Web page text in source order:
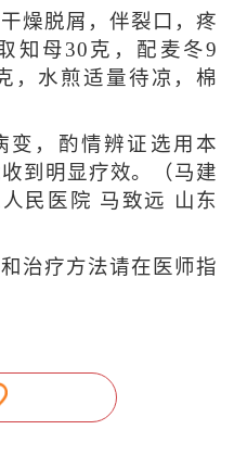
燥脱屑，伴裂口，疼
知母30克，配麦冬9
，水煎适量待凉，棉
变，酌情辨证选用本
到明显疗效。（马建
民医院 马致远 山东
治疗方法请在医师指